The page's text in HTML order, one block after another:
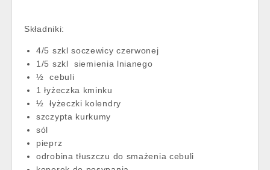
Składniki:
4/5 szkl soczewicy czerwonej
1/5 szkl siemienia lnianego
½ cebuli
1 łyżeczka kminku
½ łyżeczki kolendry
szczypta kurkumy
sól
pieprz
odrobina tłuszczu do smażenia cebuli